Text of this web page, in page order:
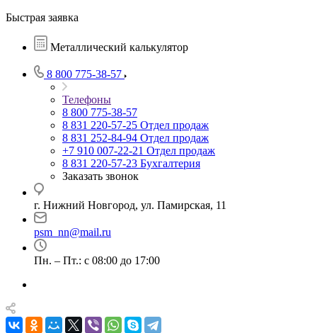
Быстрая заявка
Металлический калькулятор
8 800 775-38-57
Телефоны
8 800 775-38-57
8 831 220-57-25 Отдел продаж
8 831 252-84-94 Отдел продаж
+7 910 007-22-21 Отдел продаж
8 831 220-57-23 Бухгалтерия
Заказать звонок
г. Нижний Новгород, ул. Памирская, 11
psm_nn@mail.ru
Пн. – Пт.: с 08:00 до 17:00